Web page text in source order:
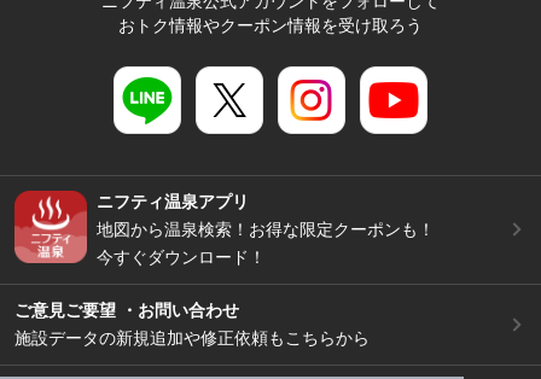
おトク情報やクーポン情報を受け取ろう
ニフティ温泉アプリ
地図から温泉検索！お得な限定クーポンも！
今すぐダウンロード！
ご意見ご要望 ・お問い合わせ
施設データの新規追加や修正依頼もこちらから